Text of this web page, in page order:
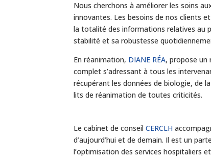
Nous cherchons à améliorer les soins
innovantes. Les besoins de nos clients
la totalité des informations relatives au
stabilité et sa robustesse
En réanimation, DIANE RÉA, propose un
complet s’adressant à tous les
récupérant les données de biologie, de
lits de réanimation de toutes criticités.
Le cabinet de conseilCERCLH
d’aujourd’hui et de demain. Il est un
l’optimisation des services hospitaliers